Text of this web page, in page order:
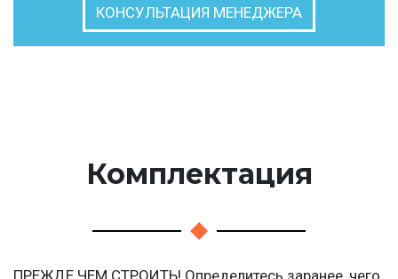
КОНСУЛЬТАЦИЯ МЕНЕДЖЕРА
Комплектация
ПРЕЖДЕ ЧЕМ СТРОИТЬ! Определитесь заранее, чего